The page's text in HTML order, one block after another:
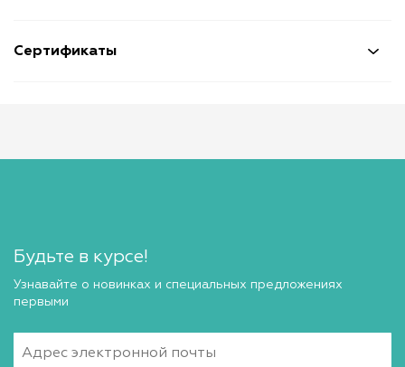
Сертификаты
Будьте в курсе!
Узнавайте о новинках и специальных предложениях
первыми